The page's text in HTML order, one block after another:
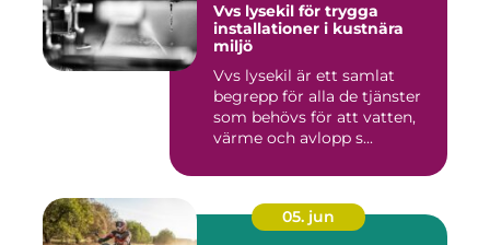
Vvs lysekil för trygga
installationer i kustnära
miljö
Vvs lysekil är ett samlat
begrepp för alla de tjänster
som behövs för att vatten,
värme och avlopp s...
05. jun